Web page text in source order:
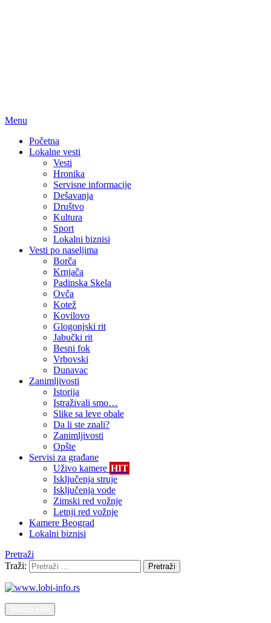
Menu
Početna
Lokalne vesti
Vesti
Hronika
Servisne informacije
Dešavanja
Društvo
Kultura
Sport
Lokalni biznisi
Vesti po naseljima
Borča
Krnjača
Padinska Skela
Ovča
Kotež
Kovilovo
Glogonjski rit
Jabučki rit
Besni fok
Vrbovski
Dunavac
Zanimljivosti
Istorija
Istraživali smo…
Slike sa leve obale
Da li ste znali?
Zanimljivosti
Opšte
Servisi za građane
Uživo kamere HIT
Isključenja struje
Isključenja vode
Zimski red vožnje
Letnji red vožnje
Kamere Beograd
Lokalni biznisi
Pretraži
Traži:
Pretraži